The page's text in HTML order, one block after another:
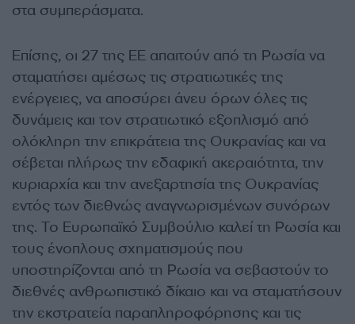
στα συμπεράσματα.
Επίσης, οι 27 της ΕΕ απαιτούν από τη Ρωσία να
σταματήσει αμέσως τις στρατιωτικές της
ενέργειες, να αποσύρει άνευ όρων όλες τις
δυνάμεις και τον στρατιωτικό εξοπλισμό από
ολόκληρη την επικράτεια της Ουκρανίας και να
σέβεται πλήρως την εδαφική ακεραιότητα, την
κυριαρχία και την ανεξαρτησία της Ουκρανίας
εντός των διεθνώς αναγνωρισμένων συνόρων
της. Το Ευρωπαϊκό Συμβούλιο καλεί τη Ρωσία και
τους ένοπλους σχηματισμούς που
υποστηρίζονται από τη Ρωσία να σεβαστούν το
διεθνές ανθρωπιστικό δίκαιο και να σταματήσουν
την εκστρατεία παραπληροφόρησης και τις